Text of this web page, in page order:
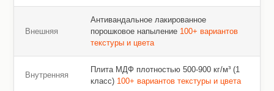
Внешняя
Антивандальное лакированное
порошковое напыление 100+ вариантов
текстуры и цвета
Внутренняя
Плита МДФ плотностью 500-900 кг/м³ (1
класс) 100+ вариантов текстуры и цвета